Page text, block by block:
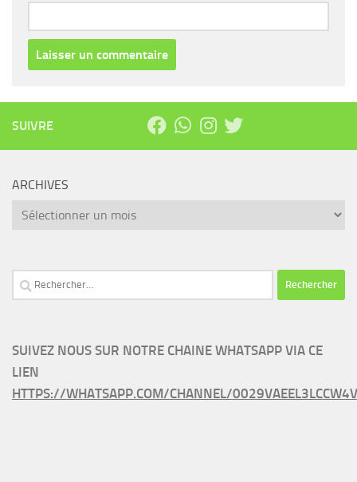
SUIVRE
ARCHIVES
Archives
Rechercher :
SUIVEZ NOUS SUR NOTRE CHAINE WHATSAPP VIA CE
LIEN
HTTPS://WHATSAPP.COM/CHANNEL/